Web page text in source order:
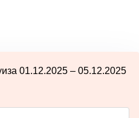
01.12.2025 – 05.12.2025